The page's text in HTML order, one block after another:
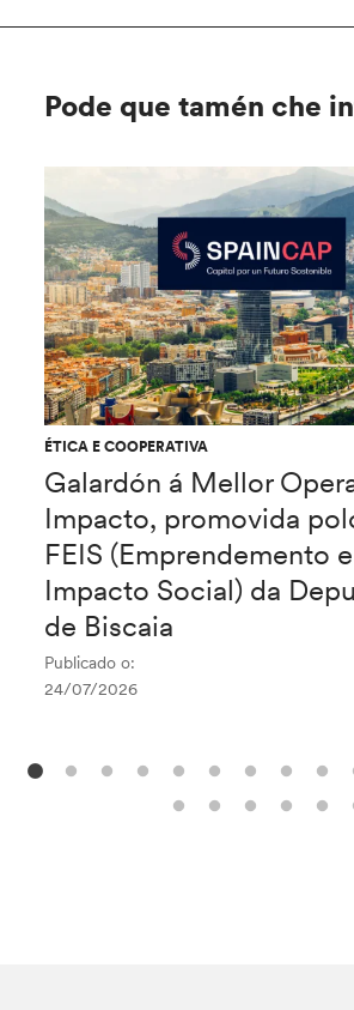
Pode que tamén che
ÉTICA E COOPERATIVA
Galardón á Mellor
Impacto, promovida
FEIS (Emprendemento e
Impacto Social) da
de Biscaia
Publicado o:
24/07/2026